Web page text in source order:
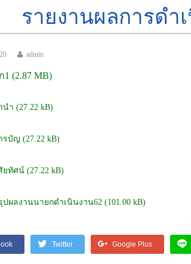
รายงานผลการดำ
admin
1
นำ
รบัญ
ยทัศน์
ปผลงานนายกดำเนินงาน62
Twitter Google Plus